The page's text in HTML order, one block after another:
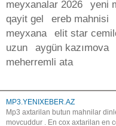
meyxanalar 2026
yeni
qayit gel
ereb mahnisi
meyxana
elit star
uzun
aygün kazımova
meherremli ata
MP3.YENIXEBER.AZ
Mp3 axtarilan butun mahnilar
movcuddur . En cox axtarilan en